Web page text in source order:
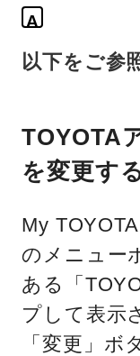
A
以下をご参
TOYOTA
を変更す
My
のメニュー
ある「
プして表示
「変更」ボ